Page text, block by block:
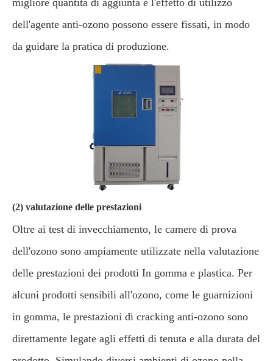
dell'agente anti-ozono possono essere fissati, in modo
da guidare la pratica di produzione.
(2) valutazione delle prestazioni
Oltre ai test di invecchiamento, le camere di prova
dell'ozono sono ampiamente utilizzate nella valutazione
delle prestazioni dei prodotti In gomma e plastica. Per
alcuni prodotti sensibili all'ozono, come le guarnizioni
in gomma, le prestazioni di cracking anti-ozono sono
direttamente legate agli effetti di tenuta e alla durata del